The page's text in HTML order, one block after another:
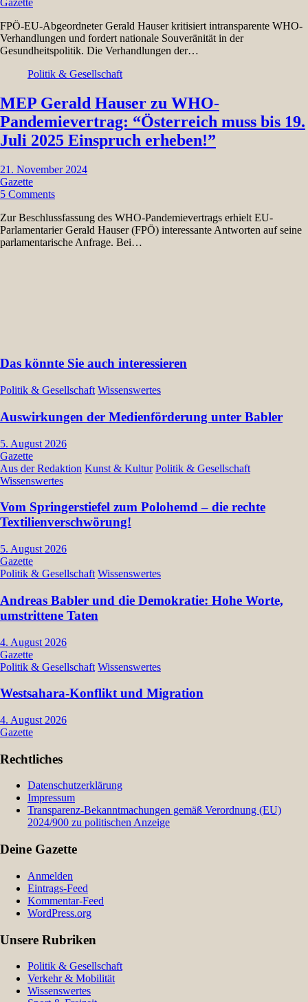
Gazette
FPÖ-EU-Abgeordneter Gerald Hauser kritisiert intransparente WHO-
Verhandlungen und fordert nationale Souveränität in der
Gesundheitspolitik. Die Verhandlungen der…
Politik & Gesellschaft
MEP Gerald Hauser zu WHO-
Pandemievertrag: “Österreich muss bis 19.
Juli 2025 Einspruch erheben!”
21. November 2024
Gazette
5 Comments
Zur Beschlussfassung des WHO-Pandemievertrags erhielt EU-
Parlamentarier Gerald Hauser (FPÖ) interessante Antworten auf seine
parlamentarische Anfrage. Bei…
Das könnte Sie auch interessieren
Politik & Gesellschaft Wissenswertes
Auswirkungen der Medienförderung unter Babler
5. August 2026
Gazette
Aus der Redaktion Kunst & Kultur Politik & Gesellschaft
Wissenswertes
Vom Springerstiefel zum Polohemd – die rechte
Textilienverschwörung!
5. August 2026
Gazette
Politik & Gesellschaft Wissenswertes
Andreas Babler und die Demokratie: Hohe Worte,
umstrittene Taten
4. August 2026
Gazette
Politik & Gesellschaft Wissenswertes
Westsahara-Konflikt und Migration
4. August 2026
Gazette
Rechtliches
Datenschutzerklärung
Impressum
Transparenz-Bekanntmachungen gemäß Verordnung (EU)
2024/900 zu politischen Anzeige
Deine Gazette
Anmelden
Eintrags-Feed
Kommentar-Feed
WordPress.org
Unsere Rubriken
Politik & Gesellschaft
Verkehr & Mobilität
Wissenswertes